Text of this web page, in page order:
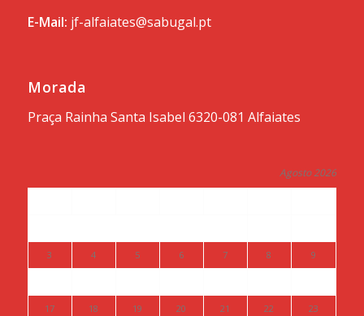
E-Mail: jf-alfaiates@sabugal.pt
Morada
Praça Rainha Santa Isabel 6320-081 Alfaiates
Agosto 2026
3 4 5 6 7 8 9
17 18 19 20 21 22 23